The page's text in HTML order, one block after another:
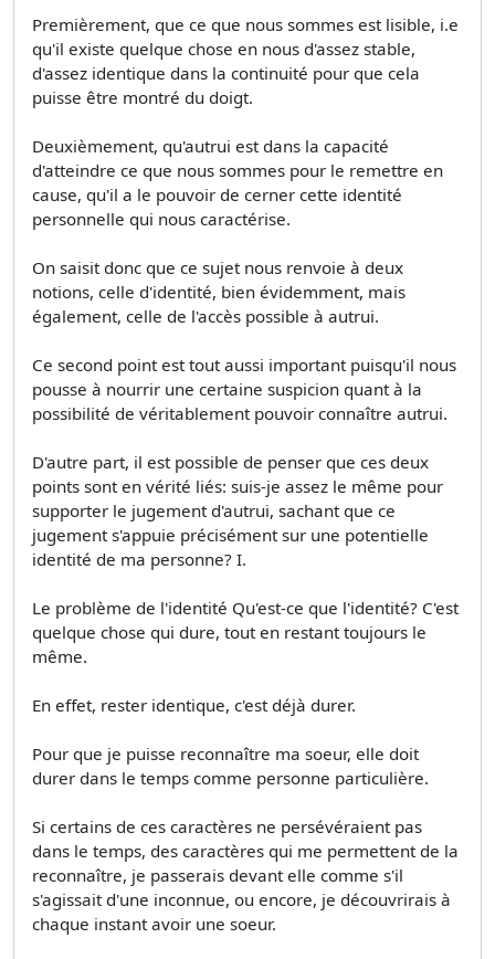
Premièrement, que ce que nous sommes est lisible, i.e
qu'il existe quelque chose en nous d'assez stable,
d'assez identique dans la continuité pour que cela
puisse être montré du doigt.
Deuxièmement, qu'autrui est dans la capacité
d'atteindre ce que nous sommes pour le remettre en
cause, qu'il a le pouvoir de cerner cette identité
personnelle qui nous caractérise.
On saisit donc que ce sujet nous renvoie à deux
notions, celle d'identité, bien évidemment, mais
également, celle de l'accès possible à autrui.
Ce second point est tout aussi important puisqu'il nous
pousse à nourrir une certaine suspicion quant à la
possibilité de véritablement pouvoir connaître autrui.
D'autre part, il est possible de penser que ces deux
points sont en vérité liés: suis-je assez le même pour
supporter le jugement d'autrui, sachant que ce
jugement s'appuie précisément sur une potentielle
identité de ma personne? I.
Le problème de l'identité Qu'est-ce que l'identité? C'est
quelque chose qui dure, tout en restant toujours le
même.
En effet, rester identique, c'est déjà durer.
Pour que je puisse reconnaître ma soeur, elle doit
durer dans le temps comme personne particulière.
Si certains de ces caractères ne persévéraient pas
dans le temps, des caractères qui me permettent de la
reconnaître, je passerais devant elle comme s'il
s'agissait d'une inconnue, ou encore, je découvrirais à
chaque instant avoir une soeur.